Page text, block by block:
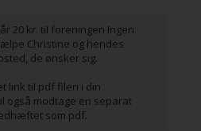
20 kr. til foreningen Ingen
Christine og hendes
de ønsker sig.
link til pdf filen i din
også modtage en separat
som pdf.